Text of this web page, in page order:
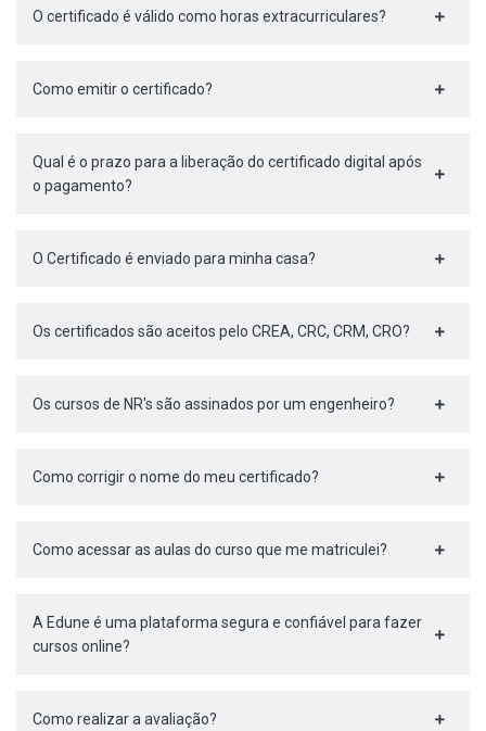
O certificado é válido como horas extracurriculares?
Como emitir o certificado?
Qual é o prazo para a liberação do certificado digital após
o pagamento?
O Certificado é enviado para minha casa?
Os certificados são aceitos pelo CREA, CRC, CRM, CRO?
Os cursos de NR's são assinados por um engenheiro?
Como corrigir o nome do meu certificado?
Como acessar as aulas do curso que me matriculei?
A Edune é uma plataforma segura e confiável para fazer
cursos online?
Como realizar a avaliação?